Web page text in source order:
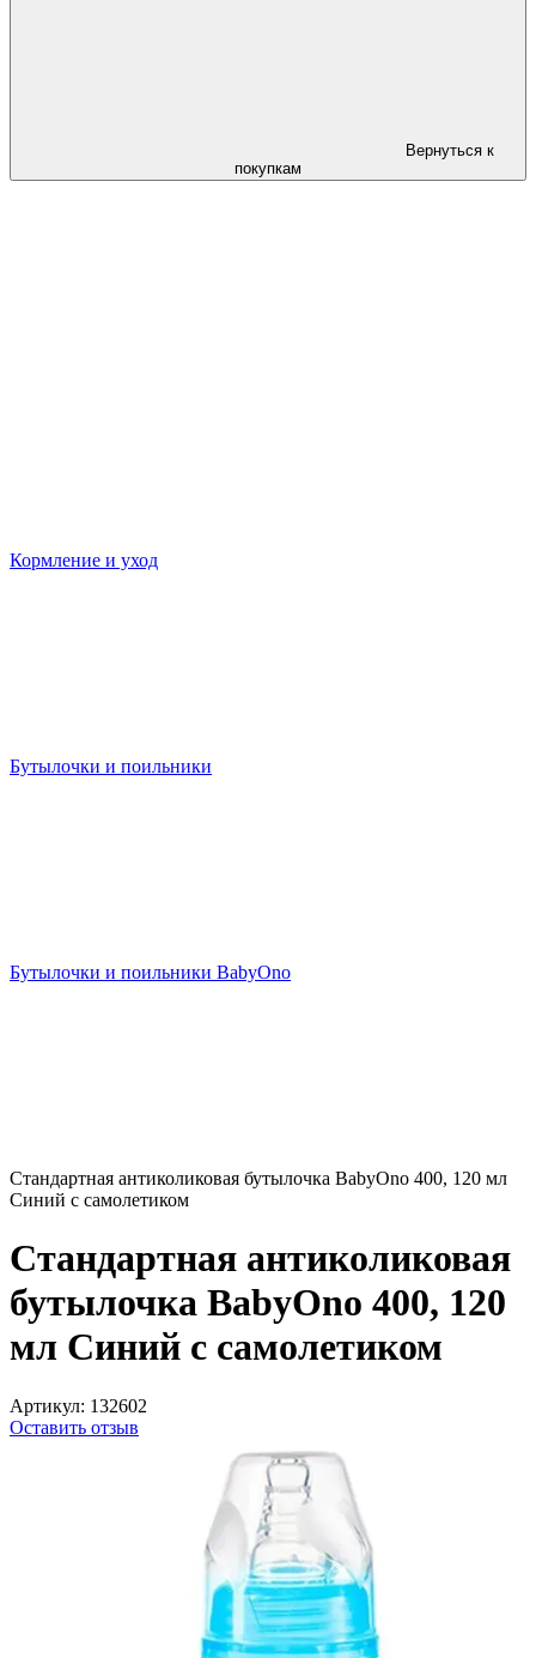
Вернуться к
покупкам
Кормление и уход
Бутылочки и поильники
Бутылочки и поильники BabyOno
Стандартная антиколиковая бутылочка BabyOno 400, 120 мл
Синий с самолетиком
Стандартная антиколиковая
бутылочка BabyOno 400, 120
мл Синий с самолетиком
Артикул: 132602
Оставить отзыв